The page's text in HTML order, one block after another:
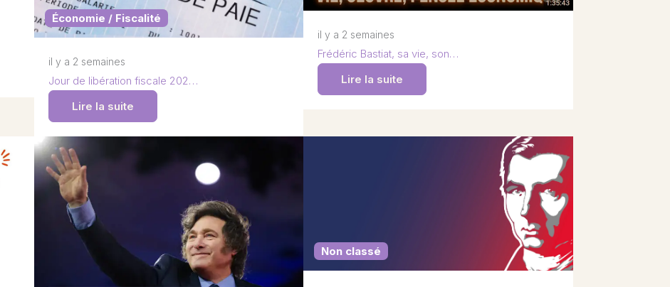
Économie / Fiscalité
il y a 2 semaines
Jour de libération fiscale 202…
Lire la suite
il y a 2 semaines
Frédéric Bastiat, sa vie, son…
Lire la suite
Non classé